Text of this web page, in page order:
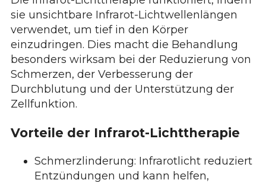
sie unsichtbare Infrarot-Lichtwellenlängen
verwendet, um tief in den Körper
einzudringen. Dies macht die Behandlung
besonders wirksam bei der Reduzierung von
Schmerzen, der Verbesserung der
Durchblutung und der Unterstützung der
Zellfunktion.
Vorteile der Infrarot-Lichttherapie
Schmerzlinderung: Infrarotlicht reduziert
Entzündungen und kann helfen,